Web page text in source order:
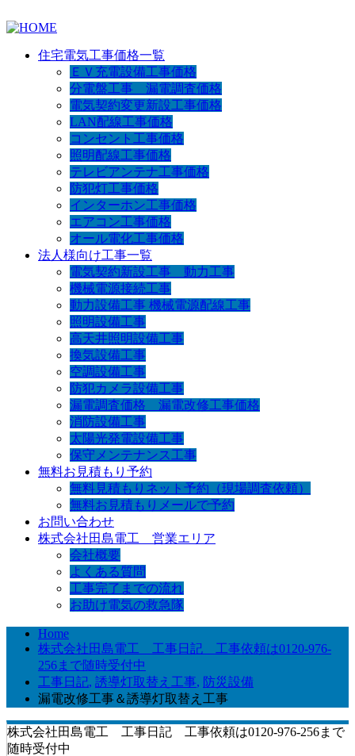
住宅電気工事価格一覧
ＥＶ充電設備工事価格
分電盤工事 漏電調査価格
電気契約変更新設工事価格
LAN配線工事価格
コンセント工事価格
照明配線工事価格
テレビアンテナ工事価格
防犯灯工事価格
インターホン工事価格
エアコン工事価格
オール電化工事価格
法人様向け工事一覧
電気契約新設工事 動力工事
機械電源接続工事
動力設備工事 機械電源配線工事
照明設備工事
高天井照明設備工事
換気設備工事
空調設備工事
防犯カメラ設備工事
漏電調査価格 漏電改修工事価格
消防設備工事
太陽光発電設備工事
保守メンテナンス工事
無料お見積もり予約
無料見積もりネット予約（現場調査依頼）
無料お見積もりメールで予約
お問い合わせ
株式会社田島電工 営業エリア
会社概要
よくある質問
工事完了までの流れ
お助け電気の救急隊
Home
株式会社田島電工 工事日記 工事依頼は0120-976-
256まで随時受付中
工事日記, 誘導灯取替え工事, 防災設備
漏電改修工事＆誘導灯取替え工事
株式会社田島電工 工事日記 工事依頼は0120-976-256まで
随時受付中